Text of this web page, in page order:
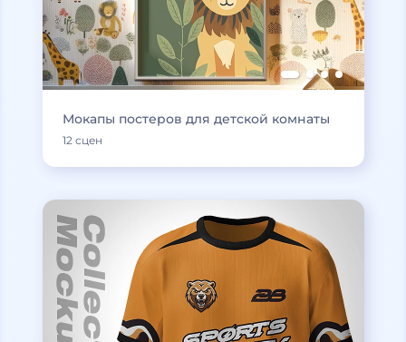
Мокапы постеров для детской комнаты
12 сцен